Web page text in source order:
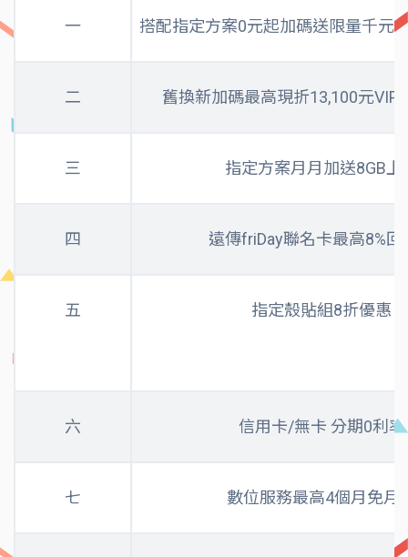
一 搭配指定方案0元起加碼送限量千元
二 舊換新加碼最高現折13,100元VIP
三 指定方案月月加送8GB上
四 遠傳friDay聯名卡最高8%回
五 指定殼貼組8折優惠
六 信用卡/無卡 分期0利率
七 數位服務最高4個月免月